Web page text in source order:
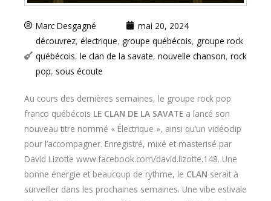
Marc Desgagné
mai 20, 2024
découvrez, électrique, groupe québécois, groupe rock
québécois, le clan de la savate, nouvelle chanson, rock
pop, sous écoute
Au cours des dernières semaines, le groupe rock pop
franco québécois LE CLAN DE LA SAVATE a lancé son
nouveau titre nommé « Électrique », ainsi qu’un vidéoclip
pour l’accompagner. Enregistré, mixé et masterisé par
David Lizotte www.facebook.com/david.lizotte.148. Une
bonne énergie et beaucoup de rythme, le CLAN serait à
surveiller dans les prochaines semaines. Une vibe estivale